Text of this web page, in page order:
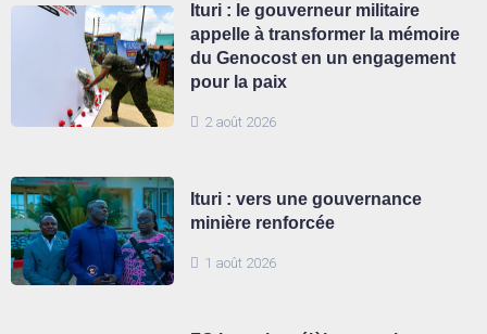
2 août 2026
Ituri : le gouverneur militaire
appelle à transformer la mémoire
du Genocost en un engagement
pour la paix
1 août 2026
Ituri : vers une gouvernance
minière renforcée